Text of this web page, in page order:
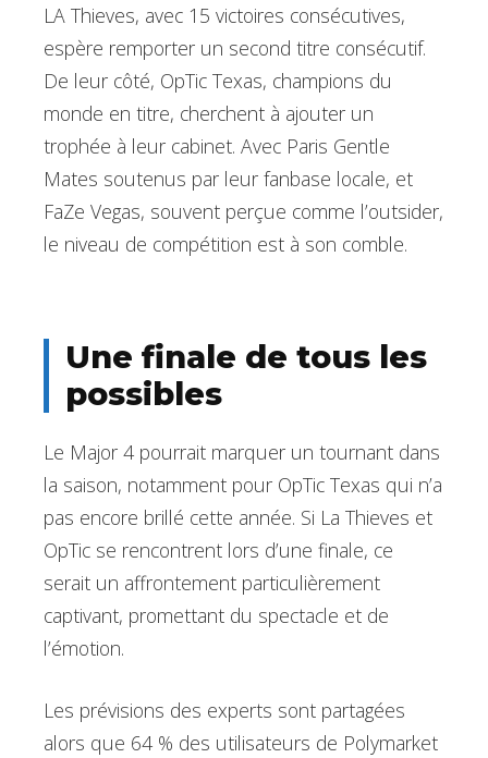
LA Thieves, avec 15 victoires consécutives,
espère remporter un second titre consécutif.
De leur côté, OpTic Texas, champions du
monde en titre, cherchent à ajouter un
trophée à leur cabinet. Avec Paris Gentle
Mates soutenus par leur fanbase locale, et
FaZe Vegas, souvent perçue comme l’outsider,
le niveau de compétition est à son comble.
Une finale de tous les
possibles
Le Major 4 pourrait marquer un tournant dans
la saison, notamment pour OpTic Texas qui n’a
pas encore brillé cette année. Si La Thieves et
OpTic se rencontrent lors d’une finale, ce
serait un affrontement particulièrement
captivant, promettant du spectacle et de
l’émotion.
Les prévisions des experts sont partagées
alors que 64 % des utilisateurs de Polymarket